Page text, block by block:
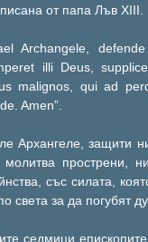
от папа Лъв ХІІІ.
Archangele,
illi Deus,
malignos, qui ad
Amen”.
Архангеле, защити
прострени,
със силата,
света за да погубят
седмици